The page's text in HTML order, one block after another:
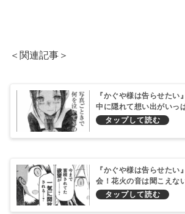
＜関連記事＞
『かぐや様は告らせたい
中に隠れて想い出がいっ
『かぐや様は告らせたい
会！花火の音は聞こえな